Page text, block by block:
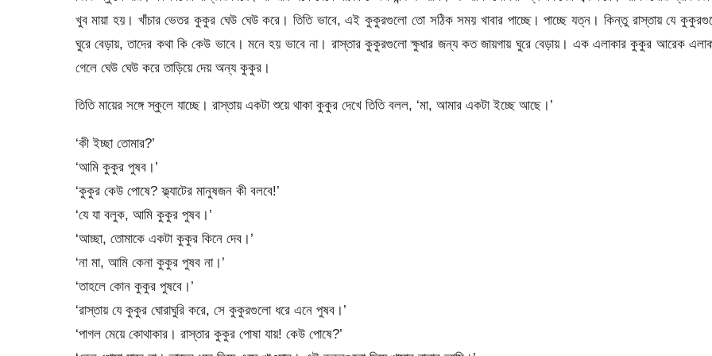
খুব মায়া হয়। খাঁচার ভেতর কুকুর ঘেউ ঘেউ করে। তিতি ভাবে, এই কুকুরগুলো তো সঠিক সময় খাবার পাচ্ছে। পাচ্ছে যত্ন। কিন্তু রাস্তায় যে
ঘুরে বেড়ায়, তাদের কথা কি কেউ ভাবে। মনে হয় ভাবে না। রাস্তার কুকুরগুলো ক্ষুধার জন্য কত জায়গায় ঘুরে বেড়ায়। এক এলাকার কুকুর আরেক
গেলে ঘেউ ঘেউ করে তাড়িয়ে দেয় অন্য কুকুর।
তিতি মায়ের সঙ্গে স্কুলে যাচ্ছে। রাস্তায় একটা শুয়ে থাকা কুকুর দেখে তিতি বলল, ‘মা, আমার একটা ইচ্ছে আছে।’
‘কী ইচ্ছা তোমার?’
‘আমি কুকুর পুষব।’
‘কুকুর কেউ পোষে? ফ্ল্যাটের মানুষজন কী বলবে!’
‘যে যা বলুক, আমি কুকুর পুষব।’
‘আচ্ছা, তোমাকে একটা কুকুর কিনে দেব।’
‘না মা, আমি কেনা কুকুর পুষব না।’
‘তাহলে কোন কুকুর পুষবে।’
‘রাস্তায় যে কুকুর ঘোরাঘুরি করে, সে কুকুরগুলো ধরে এনে পুষব।’
‘পাগল মেয়ে কোথাকার। রাস্তার কুকুর পোষা যায়! কেউ পোষে?’